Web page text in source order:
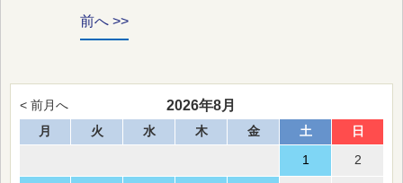
前へ >>
< 前月へ 2026年8月
月 火 水 木 金 土 日
1 2